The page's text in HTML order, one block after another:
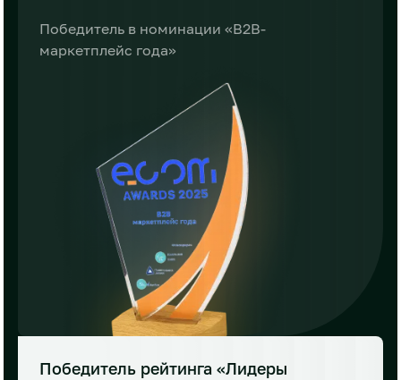
Победитель в номинации «B2B-
маркетплейс года»
Победитель рейтинга «Лидеры